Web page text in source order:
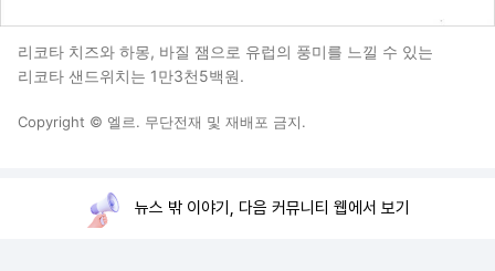
리코타 치즈와 하몽, 바질 잼으로 유럽의 풍미를 느낄 수 있는
리코타 샌드위치는 1만3천5백원.
Copyright © 엘르. 무단전재 및 재배포 금지.
뉴스 밖 이야기, 다음 커뮤니티 웹에서 보기